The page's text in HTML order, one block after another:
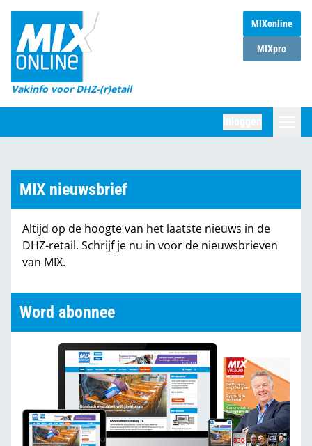
MIXonline
MIXpro
Vakinfo voor DHZ-(r)etail
Home
Magazines
DHZ Sessie
Marktcijfers
Partners
MIX nieuwsbrief
Altijd op de hoogte van het laatste nieuws in de
DHZ-retail. Schrijf je nu in voor de nieuwsbrieven
van MIX.
Word abonnee